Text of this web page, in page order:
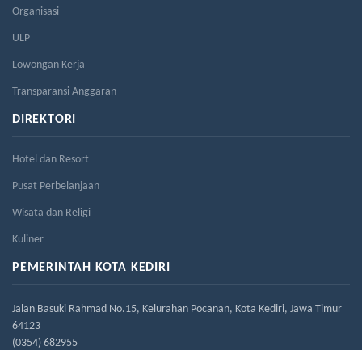
Organisasi
ULP
Lowongan Kerja
Transparansi Anggaran
DIREKTORI
Hotel dan Resort
Pusat Perbelanjaan
Wisata dan Religi
Kuliner
PEMERINTAH KOTA KEDIRI
Jalan Basuki Rahmad No.15, Kelurahan Pocanan, Kota Kediri, Jawa Timur
64123
(0354) 682955